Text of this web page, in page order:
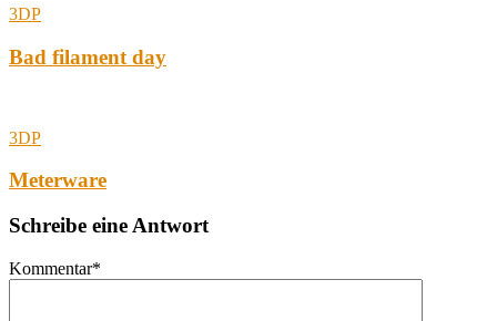
3DP
Bad filament day
3DP
Meterware
Schreibe eine Antwort
Kommentar*